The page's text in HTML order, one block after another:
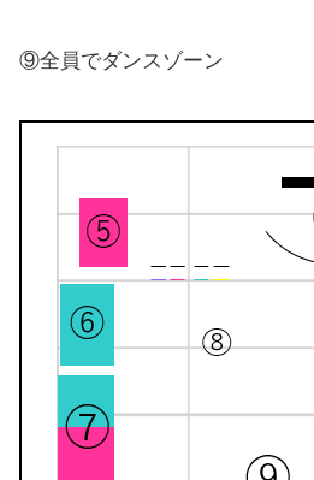
⑨全員でダンスゾーン